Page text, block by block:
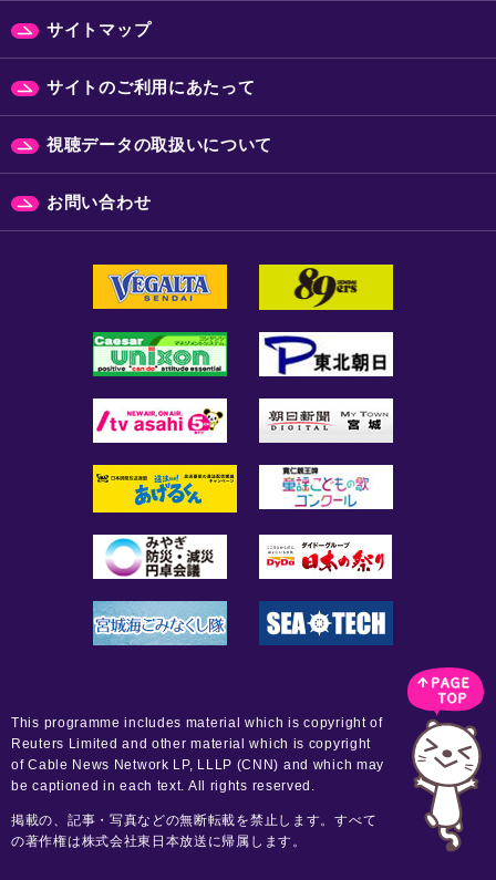
サイトマップ
サイトのご利用にあたって
視聴データの取扱いについて
お問い合わせ
This programme includes material which is copyright of
Reuters Limited and other material which is copyright
of Cable News Network LP, LLLP (CNN) and which may
be captioned in each text. All rights reserved.
掲載の、記事・写真などの無断転載を禁止します。すべて
の著作権は株式会社東日本放送に帰属します。